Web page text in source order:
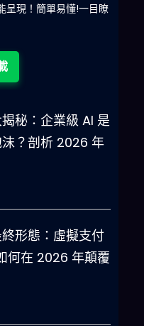
呈現！簡單易懂!一目瞭
秘：企業級 AI 是
？剖析 2026 年
形態：虛擬支付
何在 2026 年顛覆